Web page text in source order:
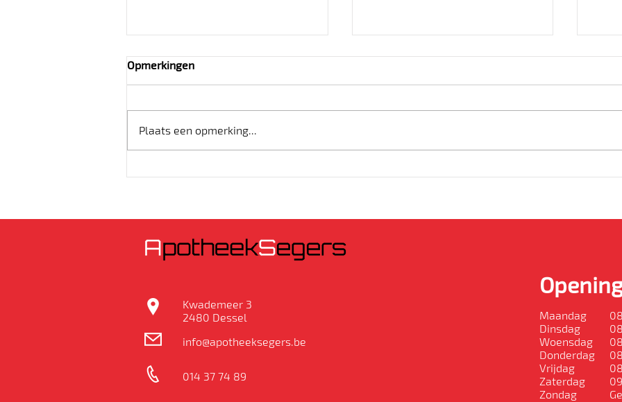
Opmerkingen
Plaats een opmerking...
Kwademeer 3
2480 Dessel
info@apotheeksegers.be
014 37 74 89
Maandag
Dinsdag
Woensdag
Donderdag
Vrijdag
Zaterdag
Zondag